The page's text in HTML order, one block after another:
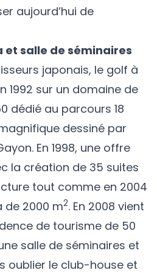
aujourd’hui de
et salle de séminaires
japonais, le golf à
1992 sur un domaine de
dédié au parcours 18
dessiné par
En 1998, une offre
la création de 35 suites
tout comme en 2004
de 2000 m2. En 2008 vient
de tourisme de 50
salle de séminaires et
oublier le club-house et